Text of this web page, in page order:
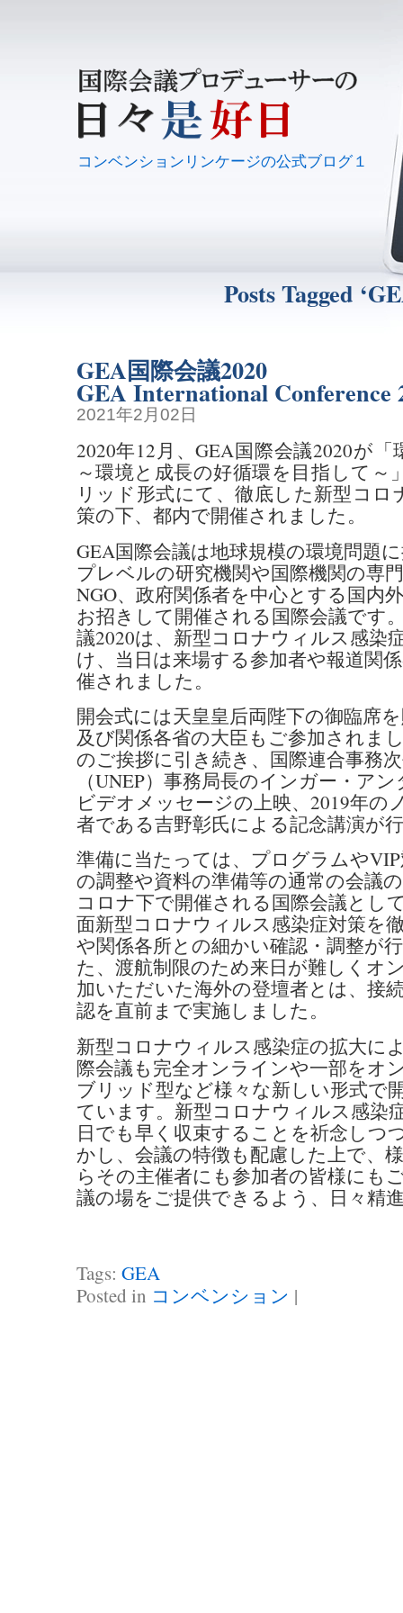
コンベンションリンケージの公式ブログ１
Posts Tagged
GEA国際会議2020
GEA International Conference
2021年2月02日
2020年12月、GEA国際会議2020が
～環境と成長の好循環を目指して～
リッド形式にて、徹底した新型コロ
策の下、都内で開催されました。
GEA国際会議は地球規模の環境問題
プレベルの研究機関や国際機関の専
NGO、政府関係者を中心とする国内
お招きして開催される国際会議です
議2020は、新型コロナウィルス感染
け、当日は来場する参加者や報道関
催されました。
開会式には天皇皇后両陛下の御臨席
及び関係各省の大臣もご参加されま
のご挨拶に引き続き、国際連合事務
（UNEP）事務局長のインガー・ア
ビデオメッセージの上映、2019年の
者である吉野彰氏による記念講演が
準備に当たっては、プログラムや
の調整や資料の準備等の通常の会議
コロナ下で開催される国際会議とし
面新型コロナウィルス感染症対策を
や関係各所との細かい確認・調整が
た、渡航制限のため来日が難しくオ
加いただいた海外の登壇者とは、接
認を直前まで実施しました。
新型コロナウィルス感染症の拡大に
際会議も完全オンラインや一部をオ
ブリッド型など様々な新しい形式で
ています。新型コロナウィルス感染
日でも早く収束することを祈念しつ
かし、会議の特徴も配慮した上で、
らその主催者にも参加者の皆様にも
議の場をご提供できるよう、日々精
Tags: GEA
Posted in コンベンション |